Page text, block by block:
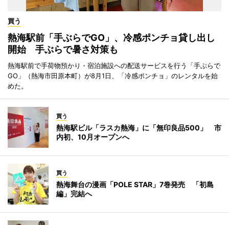
買う
熱海駅前「手ぶらでGO」、冷感ポンチョ貸し出し
開始 手ぶらで暑さ対策も
熱海駅前で手荷物預かり・宿泊施設への配送サービスを行う「手ぶらで
GO」（熱海市田原本町）が8月1日、「冷感ポンチョ」のレンタルを始
めた。
買う
熱海駅ビル「ラスカ熱海」に「無印良品500」 市
内初、10月オープンへ
買う
熱海舞台の漫画「POLE STAR」7巻発売 「初島
編」完結へ